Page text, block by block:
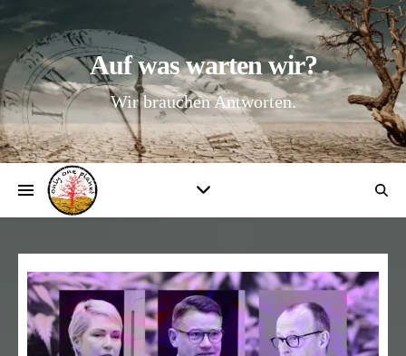
Auf was warten wir?
Wir brauchen Antworten.